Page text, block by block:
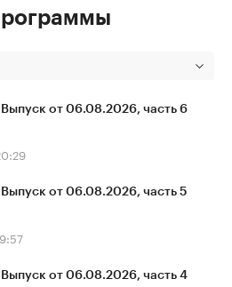
от 06.08.2026, часть 6
от 06.08.2026, часть 5
от 06.08.2026, часть 4